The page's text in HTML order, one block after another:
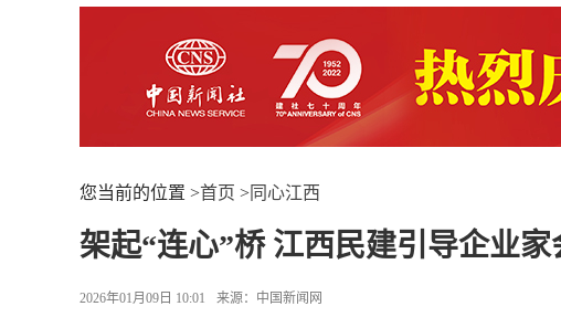
您当前的位置 >首页 >同心江西
架起“连心”桥 江西民建引导企业
2026年01月09日 10:01 来源： 中国新闻网